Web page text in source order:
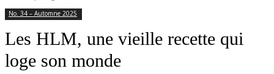
No. 34 – Automne 2025
Les HLM, une vieille recette qui
loge son monde